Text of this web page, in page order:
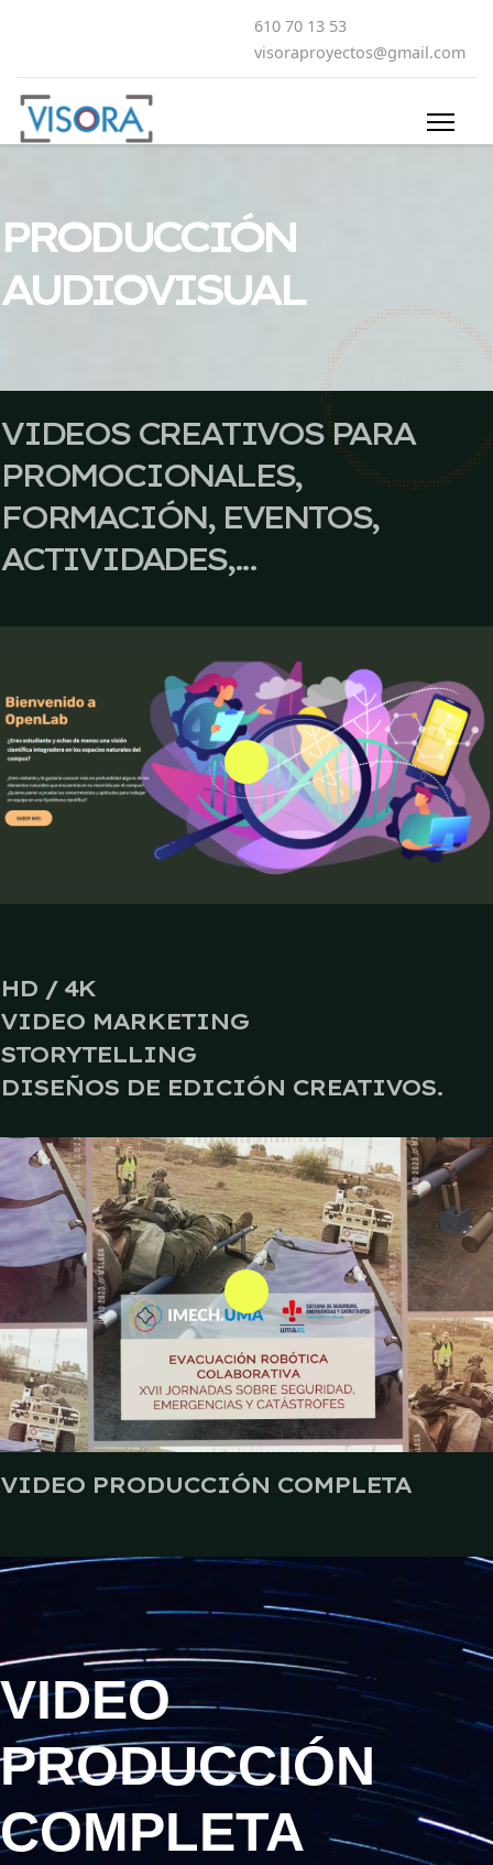
610 70 13 53
visoraproyectos@gmail.com
PRODUCCIÓN
AUDIOVISUAL
VIDEOS CREATIVOS PARA
PROMOCIONALES,
FORMACIÓN, EVENTOS,
ACTIVIDADES,...
HD / 4K
VIDEO MARKETING
STORYTELLING
DISEÑOS DE EDICIÓN CREATIVOS.
VIDEO PRODUCCIÓN COMPLETA
VIDEO
PRODUCCIÓN
COMPLETA